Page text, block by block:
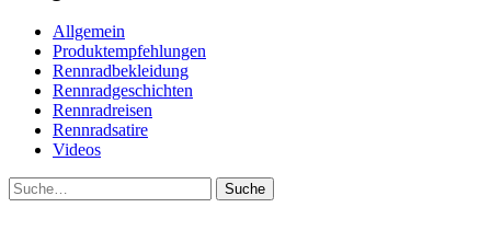
Allgemein
Produktempfehlungen
Rennradbekleidung
Rennradgeschichten
Rennradreisen
Rennradsatire
Videos
Suche